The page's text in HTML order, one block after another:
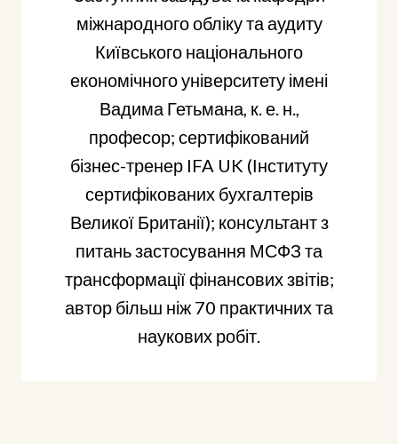
міжнародного обліку та аудиту
Київського національного
економічного університету імені
Вадима Гетьмана, к. е. н.,
професор; сертифікований
бізнес-тренер IFA UK (Інституту
сертифікованих бухгалтерів
Великої Британії); консультант з
питань застосування МСФЗ та
трансформації фінансових звітів;
автор більш ніж 70 практичних та
наукових робіт.